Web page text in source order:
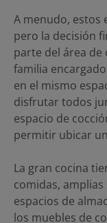
A menudo, estos
pero la decisión
parte del área
familia
en el mismo
disfrutar todos
espacio de
permitir ubicar
La gran cocina
comidas,
espacios de
los muebles de